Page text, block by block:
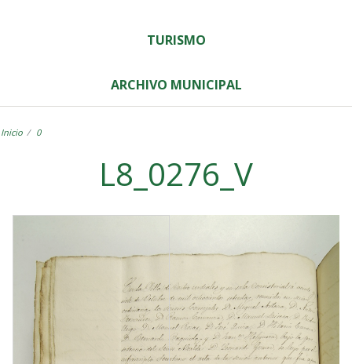
TURISMO
ARCHIVO MUNICIPAL
Inicio 0
L8_0276_V